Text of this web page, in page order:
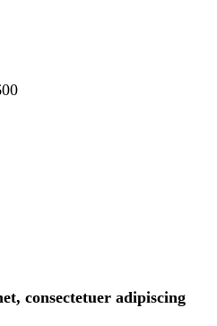
consectetuer adipiscing